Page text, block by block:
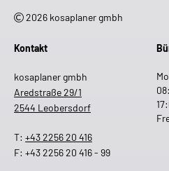
2026 kosaplaner gmbh
Kontakt
kosaplaner gmbh
Aredstraße 29/1
2544 Leobersdorf
T: +43 2256 20 416
F: +43 2256 20 416 - 99